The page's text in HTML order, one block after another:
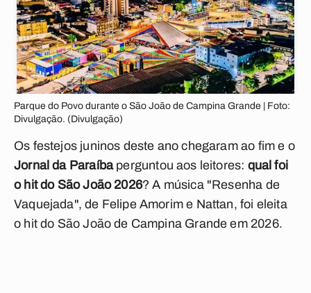
Parque do Povo durante o São João de Campina Grande | Foto:
Divulgação. (Divulgação)
Os festejos juninos deste ano chegaram ao fim e o
Jornal da Paraíba perguntou aos leitores: qual foi
o hit do São João 2026? A música "Resenha de
Vaquejada", de Felipe Amorim e Nattan, foi eleita
o hit do São João de Campina Grande em 2026.